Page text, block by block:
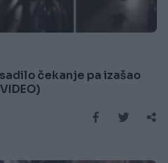
čekanje pa izašao